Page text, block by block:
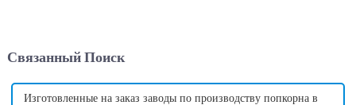
удобный и эффективный
сахарной ваты...
может принести много
денег....
Связанный Поиск
Изготовленные на заказ заводы по производству попкорна в